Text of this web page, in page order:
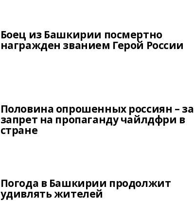
Боец из Башкирии посмертно
награжден званием Герой России
Половина опрошенных россиян – за
запрет на пропаганду чайлдфри в
стране
Погода в Башкирии продолжит
удивлять жителей